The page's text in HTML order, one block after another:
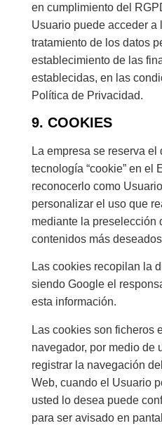
en cumplimiento del
Usuario puede acceder a
tratamiento de los datos
establecimiento de las
establecidas, en las
Política de Privacidad.
9. COOKIES
La empresa se reserva
tecnología “cookie” en el
reconocerlo como
personalizar el uso que
mediante la preselección
contenidos más
Las cookies recopilan la
siendo Google el
esta información.
Las cookies son ficheros
navegador, por medio de
registrar la navegación
Web, cuando el Usuario
usted lo desea puede
para ser avisado en